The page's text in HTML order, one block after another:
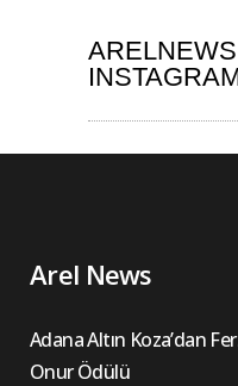
ARELNEWS
Arel News
Adana Altın Koza’dan
Onur Ödülü